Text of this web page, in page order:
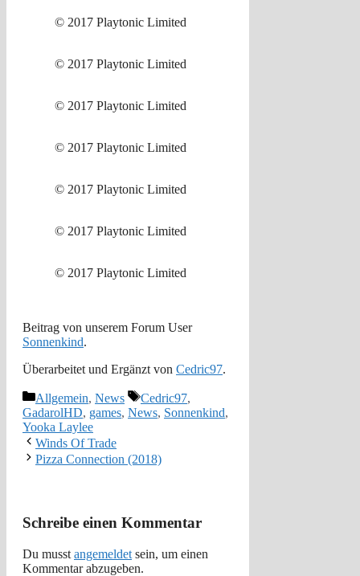
© 2017 Playtonic Limited
© 2017 Playtonic Limited
© 2017 Playtonic Limited
© 2017 Playtonic Limited
© 2017 Playtonic Limited
© 2017 Playtonic Limited
© 2017 Playtonic Limited
Beitrag von unserem Forum User
Sonnenkind.
Überarbeitet und Ergänzt von Cedric97.
Kategorien
Allgemein, News Schlagwörter
Cedric97,
GadarolHD, games, News, Sonnenkind,
Yooka Laylee
Winds Of Trade
Pizza Connection (2018)
Schreibe einen Kommentar
Du musst angemeldet sein, um einen
Kommentar abzugeben.